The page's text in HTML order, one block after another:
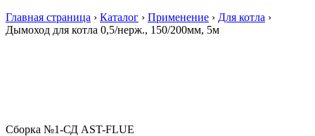
Главная страница › Каталог › Применение › Для котла ›
Дымоход для котла 0,5/нерж., 150/200мм, 5м
Сборка №1-СД AST-FLUE